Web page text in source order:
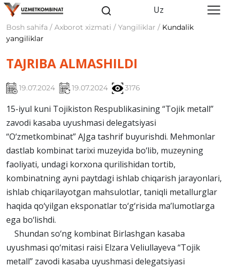
Uz
Bosh sahifa / Axborot xizmati / Yangiliklar / Kundalik
yangiliklar
TAJRIBA ALMASHILDI
19.07.2024 19.07.2024 3176
15-iyul kuni Tojikiston Respublikasining “Tojik metall”
zavodi kasaba uyushmasi delegatsiyasi
“O‘zmetkombinat” AJga tashrif buyurishdi. Mehmonlar
dastlab kombinat tarixi muzeyida bo‘lib, muzeyning
faoliyati, undagi korxona qurilishidan tortib,
kombinatning ayni paytdagi ishlab chiqarish jarayonlari,
ishlab chiqarilayotgan mahsulotlar, taniqli metallurglar
haqida qo‘yilgan eksponatlar to‘g‘risida ma’lumotlarga
ega bo‘lishdi.
Shundan so‘ng kombinat Birlashgan kasaba
uyushmasi qo‘mitasi raisi Elzara Veliullayeva “Tojik
metall” zavodi kasaba uyushmasi delegatsiyasi